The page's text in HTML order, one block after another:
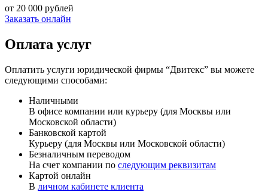
от 20 000 рублей
Заказать онлайн
Оплата услуг
Оплатить услуги юридической фирмы “Двитекс” вы можете
следующими способами:
Наличными
В офисе компании или курьеру (для Москвы или
Московской области)
Банковской картой
Курьеру (для Москвы или Московской области)
Безналичным переводом
На счет компании по следующим реквизитам
Картой онлайн
В личном кабинете клиента